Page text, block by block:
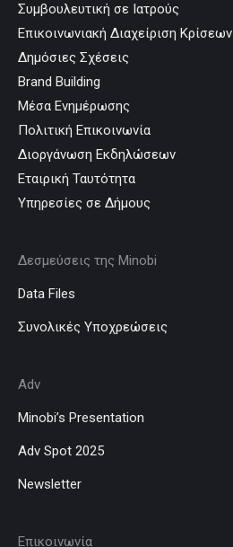
Συμβουλευτική σε Ιατρούς
Επικοινωνιακή Διαχείριση Κρίσεων
Δημόσιες Σχέσεις
Brand Building
Μέσα Ενημέρωσης
Πολιτική Επικοινωνία
Διοργάνωση Εκδηλώσεων
Εταιρική Ταυτότητα
Υπηρεσίες σε Δήμους
Δεσμεύσεις της Minobi
Data Files
Συνολικές Υποχρεώσεις
Adv
Minobi’s Presentation
Adv Spot 2025
Newsletter
Επικοινωνία